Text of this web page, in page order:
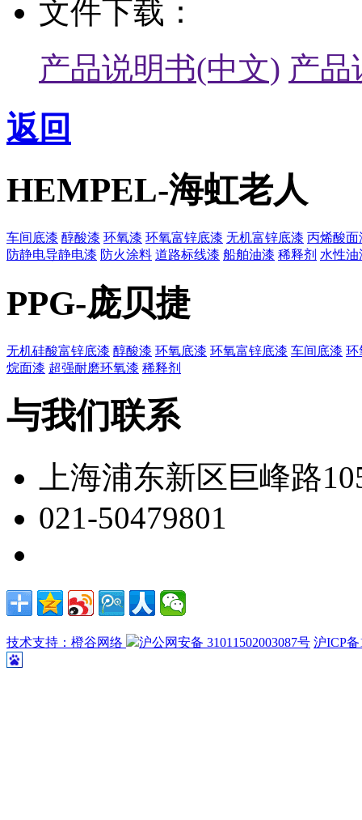
文件下载：
产品说明书(中文) 产品
返回
HEMPEL-海虹老人
车间底漆 醇酸漆 环氧漆 环氧富锌底漆 无机富锌底漆 丙烯酸面
防静电导静电漆 防火涂料 道路标线漆 船舶油漆 稀释剂 水性油
PPG-庞贝捷
无机硅酸富锌底漆 醇酸漆 环氧底漆 环氧富锌底漆 车间底漆 环
烷面漆 超强耐磨环氧漆 稀释剂
与我们联系
上海浦东新区巨峰路
021-50479801
技术支持：橙谷网络 沪公网安备 31011502003087号 沪ICP备